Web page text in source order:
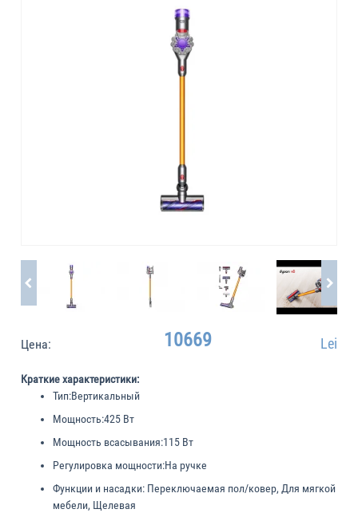
Цена: 10669 Lei
Краткие характеристики:
Тип:Вертикальный
Мощность:425 Вт
Мощность всасывания:115 Вт
Регулировка мощности:На ручке
Функции и насадки: Переключаемая пол/ковер, Для мягкой
мебели, Щелевая